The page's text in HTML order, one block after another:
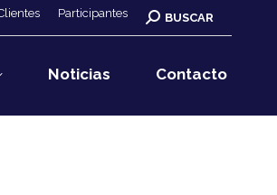
Participantes Buscar:
BUSCAR
Noticias Contacto